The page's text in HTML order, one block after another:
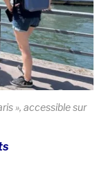
», accessible sur